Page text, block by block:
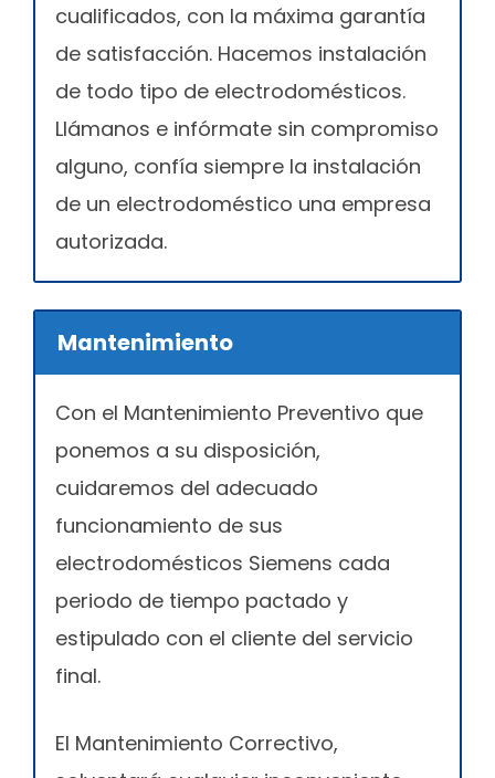
cualificados, con la máxima garantía
de satisfacción. Hacemos instalación
de todo tipo de electrodomésticos.
Llámanos e infórmate sin compromiso
alguno, confía siempre la instalación
de un electrodoméstico una empresa
autorizada.
Mantenimiento
Con el Mantenimiento Preventivo que
ponemos a su disposición,
cuidaremos del adecuado
funcionamiento de sus
electrodomésticos Siemens cada
periodo de tiempo pactado y
estipulado con el cliente del servicio
final.
El Mantenimiento Correctivo,